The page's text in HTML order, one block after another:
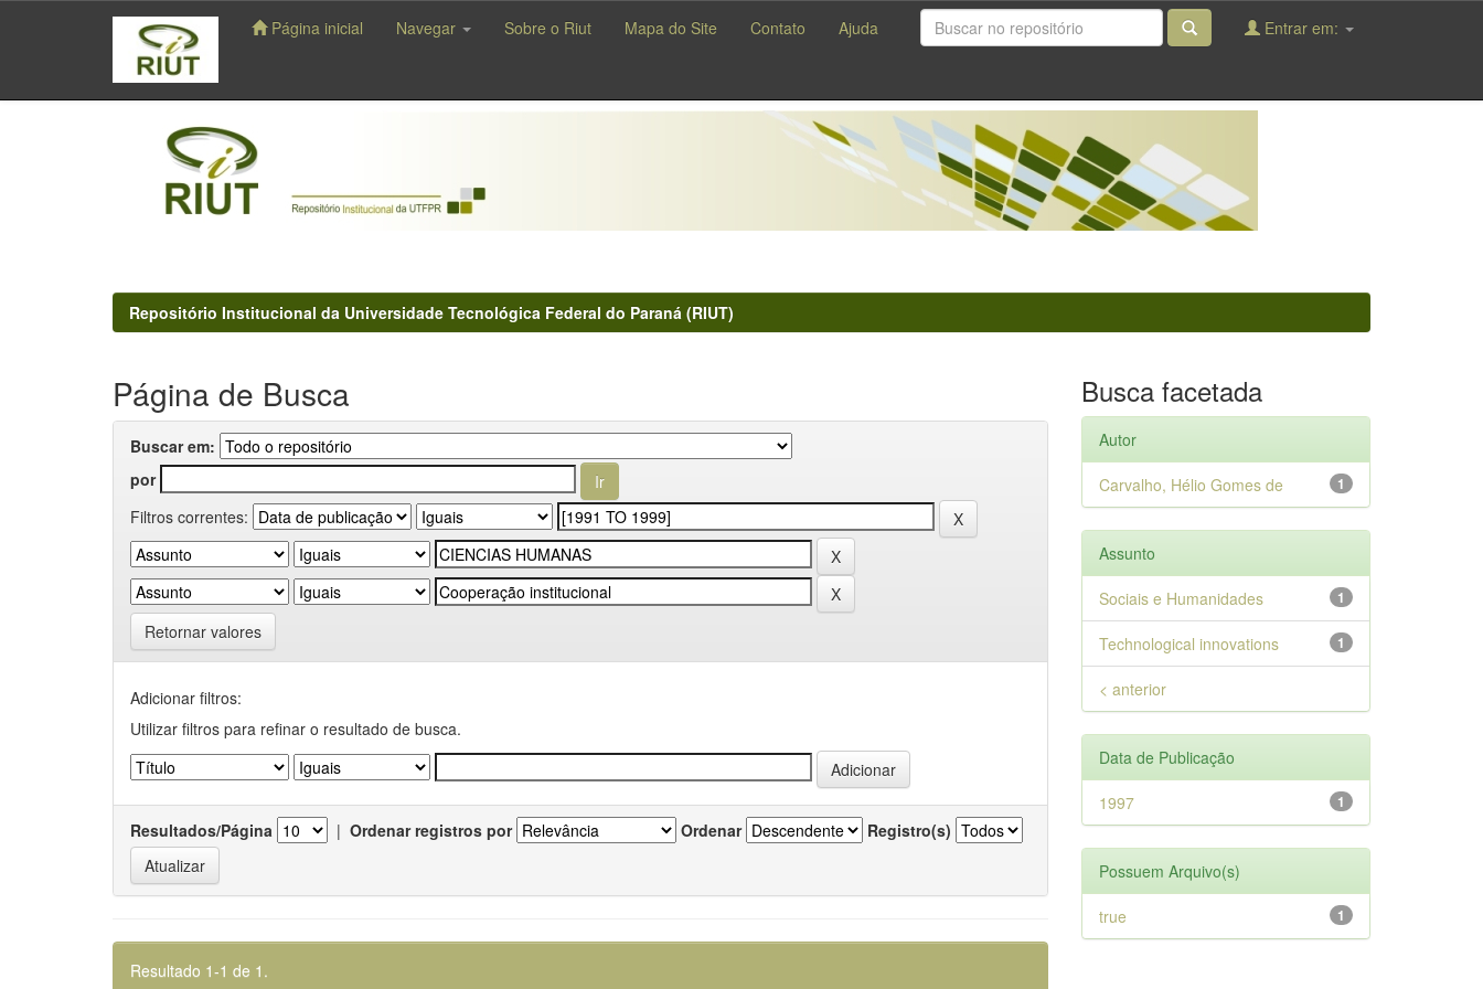
navigation
Página inicial Navegar Sobre o Riut Mapa do Site Contato Ajuda Entrar em:
Repositório Institucional da Universidade Tecnológica Federal do Paraná (RIUT)
Página de Busca
Buscar em:
por
Filtros correntes:
Retornar valores
Adicionar filtros:
Utilizar filtros para refinar o resultado de busca.
Resultados/Página | Ordenar registros por Ordenar Registro(s)
Resultado 1-1 de 1.
Busca facetada
Autor
1
Carvalho, Hélio Gomes de
Assunto
1
Sociais e Humanidades
1
Technological innovations
< anterior
Data de Publicação
1
1997
Possuem Arquivo(s)
1
true